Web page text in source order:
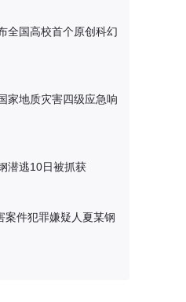
全国高校首个原创科幻
家地质灾害四级应急响
潜逃10日被抓获
案件犯罪嫌疑人夏某钢